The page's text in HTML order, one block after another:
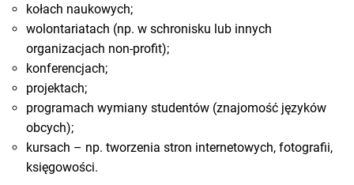
kołach naukowych;
wolontariatach (np. w schronisku lub innych
organizacjach non-profit);
konferencjach;
projektach;
programach wymiany studentów (znajomość języków
obcych);
kursach – np. tworzenia stron internetowych, fotografii,
księgowości.